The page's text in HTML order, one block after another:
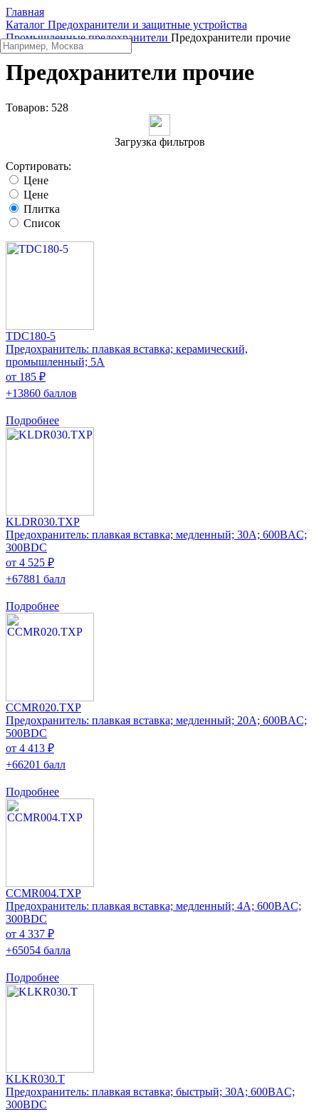
Главная
Каталог Предохранители и защитные устройства
Промышленные предохранители Предохранители прочие
Предохранители прочие
Товаров: 528
Загрузка фильтров
Сортировать:
Цене
Цене
Плитка
Список
TDC180-5
Предохранитель: плавкая вставка; керамический,
промышленный; 5А
от 185 ₽
+13860 баллов
Подробнее
KLDR030.TXP
Предохранитель: плавкая вставка; медленный; 30А; 600ВAC;
300ВDC
от 4 525 ₽
+67881 балл
Подробнее
CCMR020.TXP
Предохранитель: плавкая вставка; медленный; 20А; 600ВAC;
500ВDC
от 4 413 ₽
+66201 балл
Подробнее
CCMR004.TXP
Предохранитель: плавкая вставка; медленный; 4А; 600ВAC;
300ВDC
от 4 337 ₽
+65054 балла
Подробнее
KLKR030.T
Предохранитель: плавкая вставка; быстрый; 30А; 600ВAC;
300ВDC